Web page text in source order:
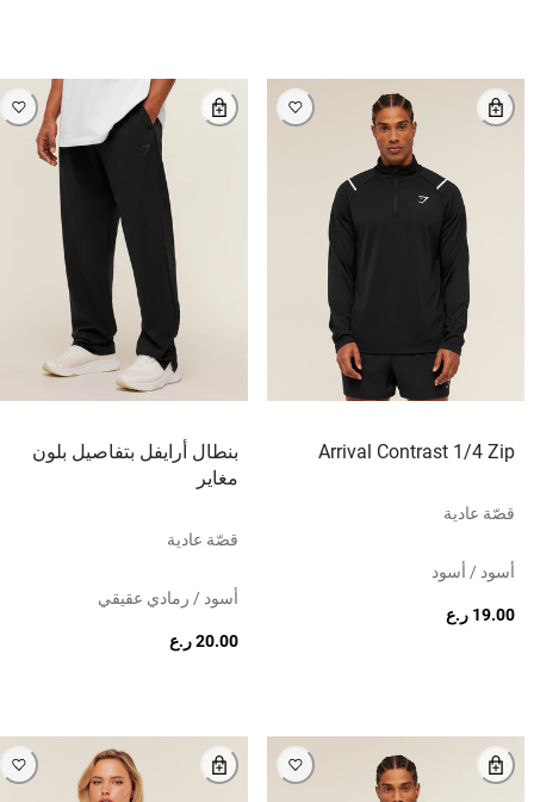
Arrival Contrast 1/4 Zip
قصّة عادية
أسود / أسود
19.00 ر.ع
بنطال أرايفل بتفاصيل بلون
مغاير
قصّة عادية
أسود / رمادي عقيقي
20.00 ر.ع